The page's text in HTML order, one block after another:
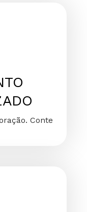
Conte